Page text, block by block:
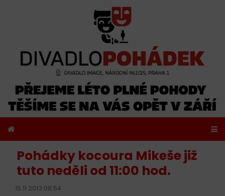
Pohádky kocoura Mikeše již
tuto neděli od 11:00 hod.
15.11.2013 08:54